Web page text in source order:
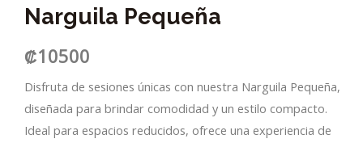
Narguila Pequeña
₡10500
Disfruta de sesiones únicas con nuestra Narguila Pequeña,
diseñada para brindar comodidad y un estilo compacto.
Ideal para espacios reducidos, ofrece una experiencia de